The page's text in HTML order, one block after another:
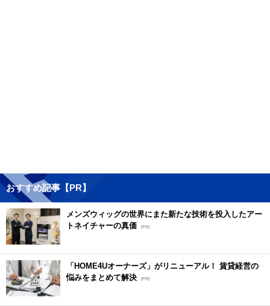
おすすめ記事【PR】
メンズウィッグの世界にまた新たな技術を投入したアー
トネイチャーの真価 [PR]
「HOME4Uオーナーズ」がリニューアル！ 賃貸経営の
悩みをまとめて解決 [PR]